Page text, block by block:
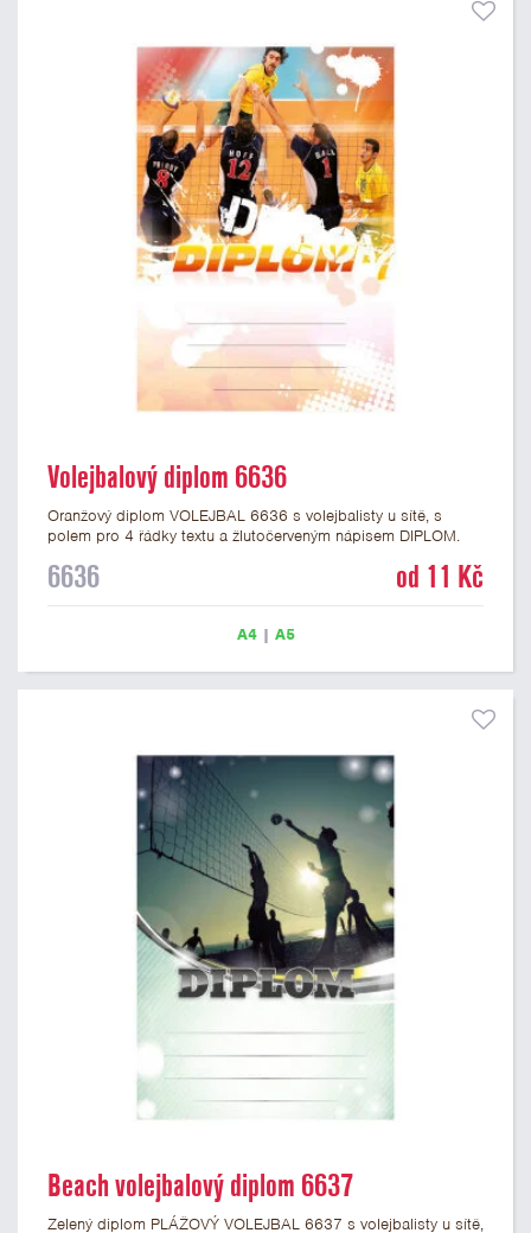
Volejbalový diplom 6636
Oranžový diplom VOLEJBAL 6636 s volejbalisty u sítě, s
polem pro 4 řádky textu a žlutočerveným nápisem DIPLOM.
diplom s motivem VOLEJBAL má gramáž 250 g/m2.
6636 od 11 Kč
A4| A5
Beach volejbalový diplom 6637
Zelený diplom PLÁŽOVÝ VOLEJBAL 6637 s volejbalisty u sítě,